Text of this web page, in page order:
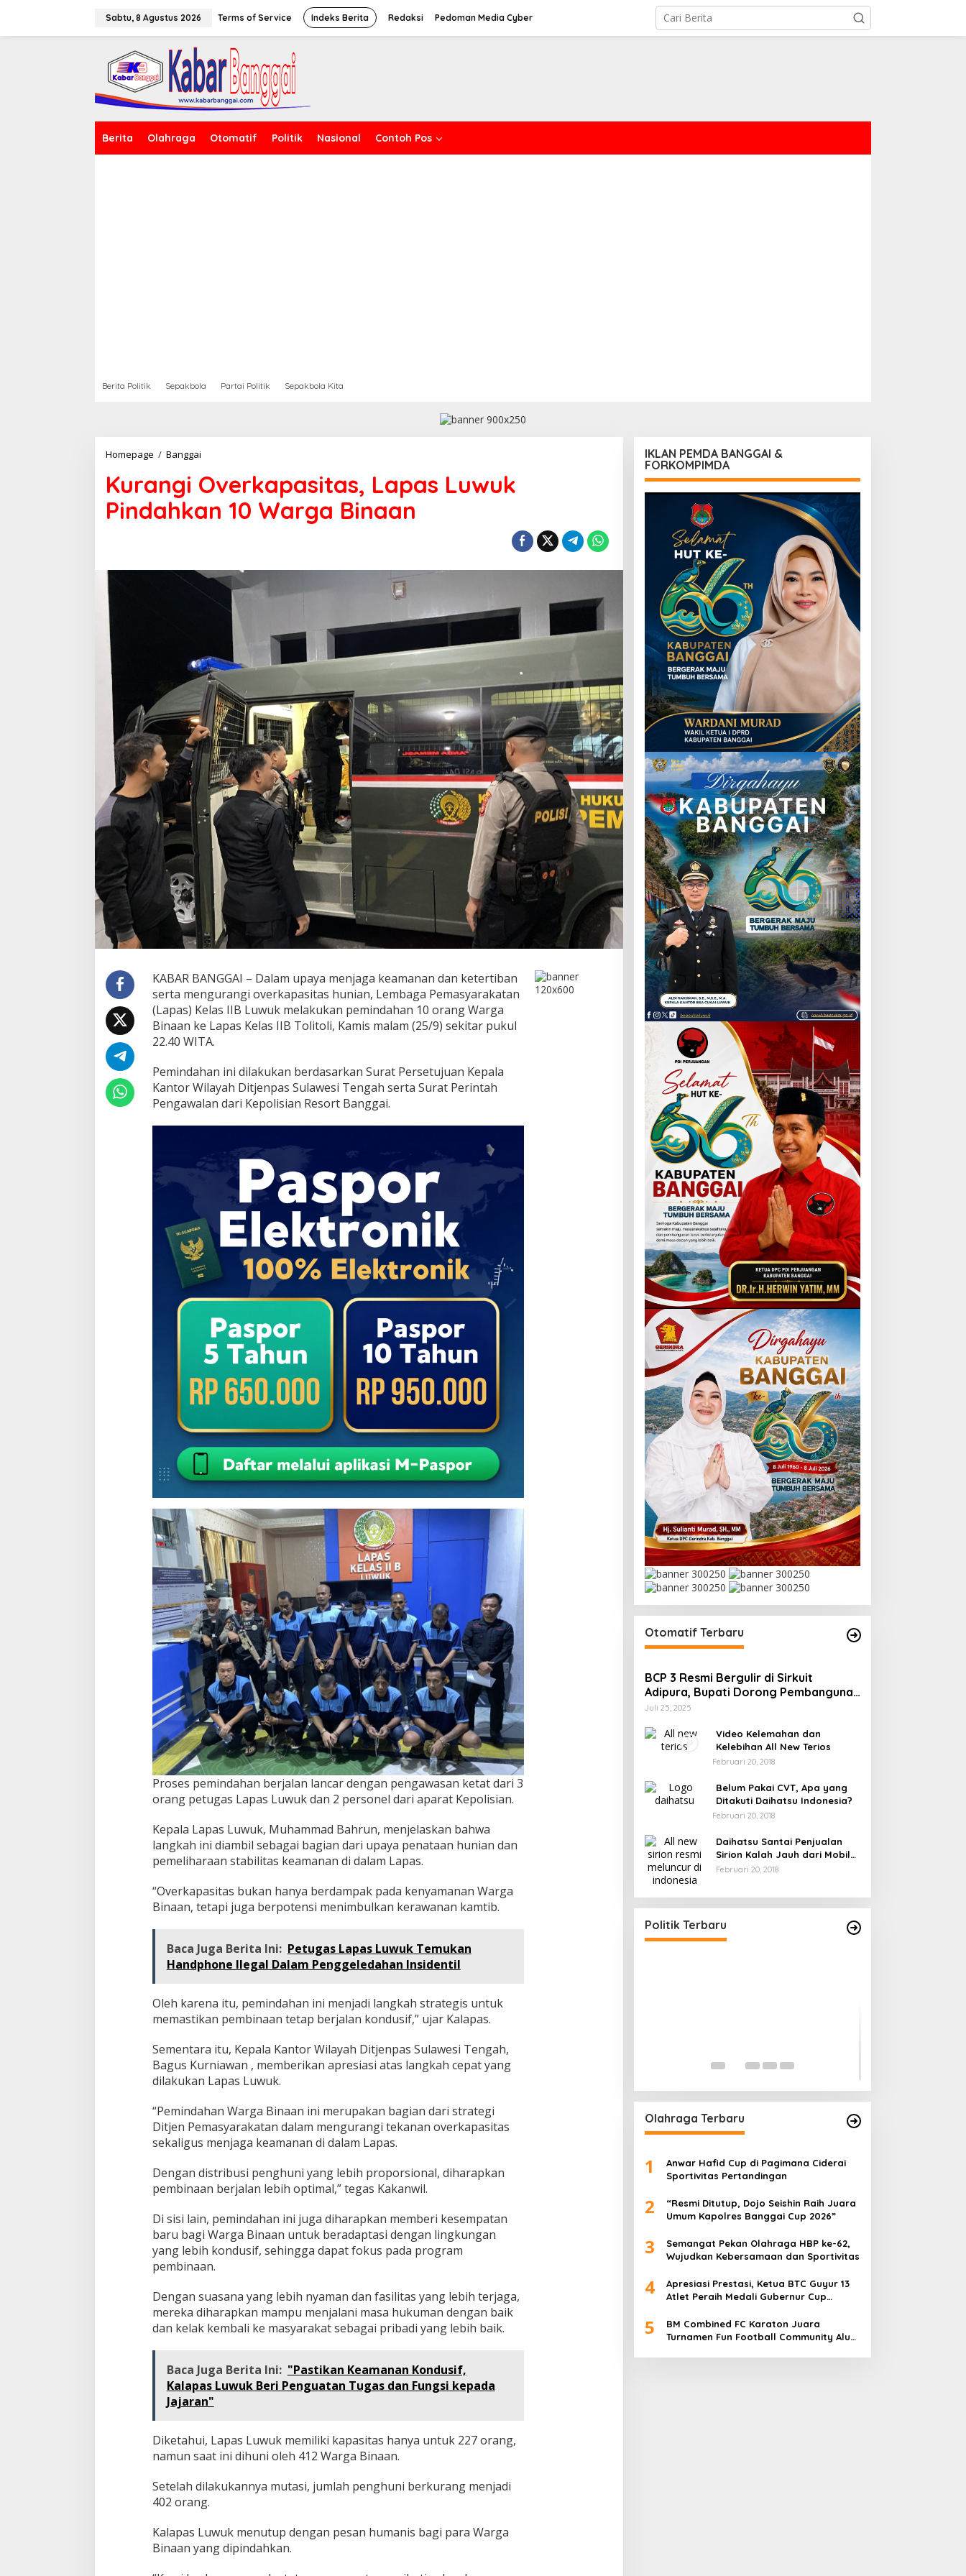
Sabtu, 8 Agustus 2026 Terms of Service Indeks Berita Redaksi Pedoman Media Cyber
Berita Olahraga Otomatif Politik Nasional Contoh Pos
Berita Politik Sepakbola Partai Politik Sepakbola Kita
Homepage / Banggai
Lapas
Luwuk
Pindahkan
10
Kurangi Overkapasitas, Lapas Luwuk
Pindahkan 10 Warga Binaan
KABAR BANGGAI – Dalam upaya menjaga keamanan dan ketertiban
serta mengurangi overkapasitas hunian, Lembaga Pemasyarakatan
(Lapas) Kelas IIB Luwuk melakukan pemindahan 10 orang Warga
Binaan ke Lapas Kelas IIB Tolitoli, Kamis malam (25/9) sekitar pukul
22.40 WITA.
Pemindahan ini dilakukan berdasarkan Surat Persetujuan Kepala
Kantor Wilayah Ditjenpas Sulawesi Tengah serta Surat Perintah
Pengawalan dari Kepolisian Resort Banggai.
Proses pemindahan berjalan lancar dengan pengawasan ketat dari 3
orang petugas Lapas Luwuk dan 2 personel dari aparat Kepolisian.
Kepala Lapas Luwuk, Muhammad Bahrun, menjelaskan bahwa
langkah ini diambil sebagai bagian dari upaya penataan hunian dan
pemeliharaan stabilitas keamanan di dalam Lapas.
“Overkapasitas bukan hanya berdampak pada kenyamanan Warga
Binaan, tetapi juga berpotensi menimbulkan kerawanan kamtib.
Baca Juga Berita Ini: Petugas Lapas Luwuk Temukan
Handphone Ilegal Dalam Penggeledahan Insidentil
Oleh karena itu, pemindahan ini menjadi langkah strategis untuk
memastikan pembinaan tetap berjalan kondusif,” ujar Kalapas.
Sementara itu, Kepala Kantor Wilayah Ditjenpas Sulawesi Tengah,
Bagus Kurniawan , memberikan apresiasi atas langkah cepat yang
dilakukan Lapas Luwuk.
“Pemindahan Warga Binaan ini merupakan bagian dari strategi
Ditjen Pemasyarakatan dalam mengurangi tekanan overkapasitas
sekaligus menjaga keamanan di dalam Lapas.
Dengan distribusi penghuni yang lebih proporsional, diharapkan
pembinaan berjalan lebih optimal,” tegas Kakanwil.
Di sisi lain, pemindahan ini juga diharapkan memberi kesempatan
baru bagi Warga Binaan untuk beradaptasi dengan lingkungan
yang lebih kondusif, sehingga dapat fokus pada program
pembinaan.
Dengan suasana yang lebih nyaman dan fasilitas yang lebih terjaga,
mereka diharapkan mampu menjalani masa hukuman dengan baik
dan kelak kembali ke masyarakat sebagai pribadi yang lebih baik.
Baca Juga Berita Ini: "Pastikan Keamanan Kondusif,
Kalapas Luwuk Beri Penguatan Tugas dan Fungsi kepada
Jajaran"
Diketahui, Lapas Luwuk memiliki kapasitas hanya untuk 227 orang,
namun saat ini dihuni oleh 412 Warga Binaan.
Setelah dilakukannya mutasi, jumlah penghuni berkurang menjadi
402 orang.
Kalapas Luwuk menutup dengan pesan humanis bagi para Warga
Binaan yang dipindahkan.
IKLAN PEMDA BANGGAI &
FORKOMPIMDA
Otomatif Terbaru
BCP 3 Resmi Bergulir di Sirkuit
Adipura, Bupati Dorong Pembangunan
Sirkuit Permanen
Juli 25, 2025
Video Kelemahan dan
Kelebihan All New Terios
Februari 20, 2018
Belum Pakai CVT, Apa yang
Ditakuti Daihatsu Indonesia?
Februari 20, 2018
Daihatsu Santai Penjualan
Sirion Kalah Jauh dari Mobil
LCGC
Februari 20, 2018
Politik Terbaru
Wakil Ketua I DPRD Banggai
Soroti Krisis Air Bersih dan
Penundaan PAW, Sebut Proses
Tidak Sah Secara Prosedural
Di Banggai, Politik
Olahraga Terbaru
1
Anwar Hafid Cup di Pagimana Ciderai
Sportivitas Pertandingan
2
“Resmi Ditutup, Dojo Seishin Raih Juara
Umum Kapolres Banggai Cup 2026”
3
Semangat Pekan Olahraga HBP ke-62,
Wujudkan Kebersamaan dan Sportivitas
4
Apresiasi Prestasi, Ketua BTC Guyur 13
Atlet Peraih Medali Gubernur Cup
5
BM Combined FC Karaton Juara
Turnamen Fun Football Community Alun-